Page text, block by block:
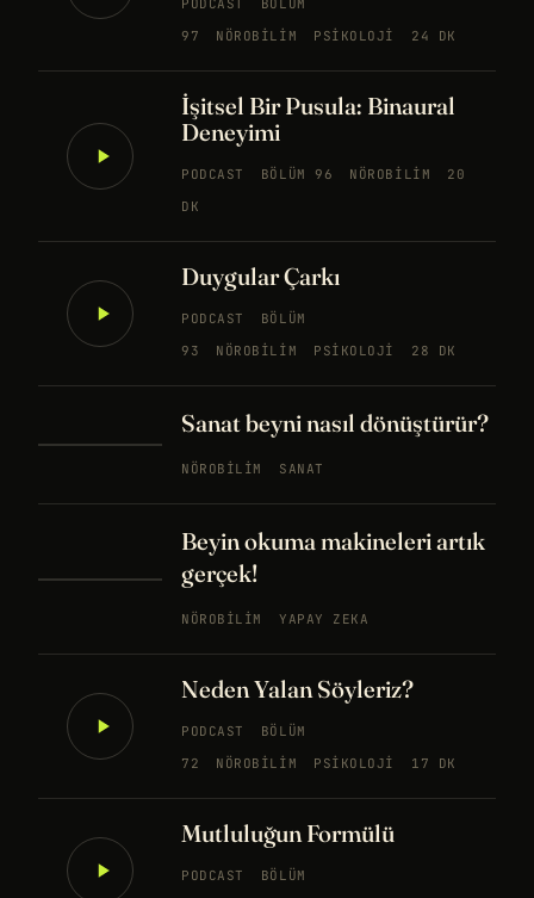
PODCAST
BÖLÜM
97
NÖROBILIM PSIKOLOJI 24 DK
İşitsel Bir Pusula: Binaural
Deneyimi
PODCAST BÖLÜM 96 NÖROBILIM
20
DK
Duygular Çarkı
PODCAST
BÖLÜM
93
NÖROBILIM PSIKOLOJI 28 DK
Sanat beyni nasıl dönüştürür?
NÖROBILIM SANAT
Beyin okuma makineleri artık
gerçek!
NÖROBILIM YAPAY ZEKA
Neden Yalan Söyleriz?
PODCAST
BÖLÜM
72
NÖROBILIM PSIKOLOJI 17 DK
Mutluluğun Formülü
PODCAST
BÖLÜM